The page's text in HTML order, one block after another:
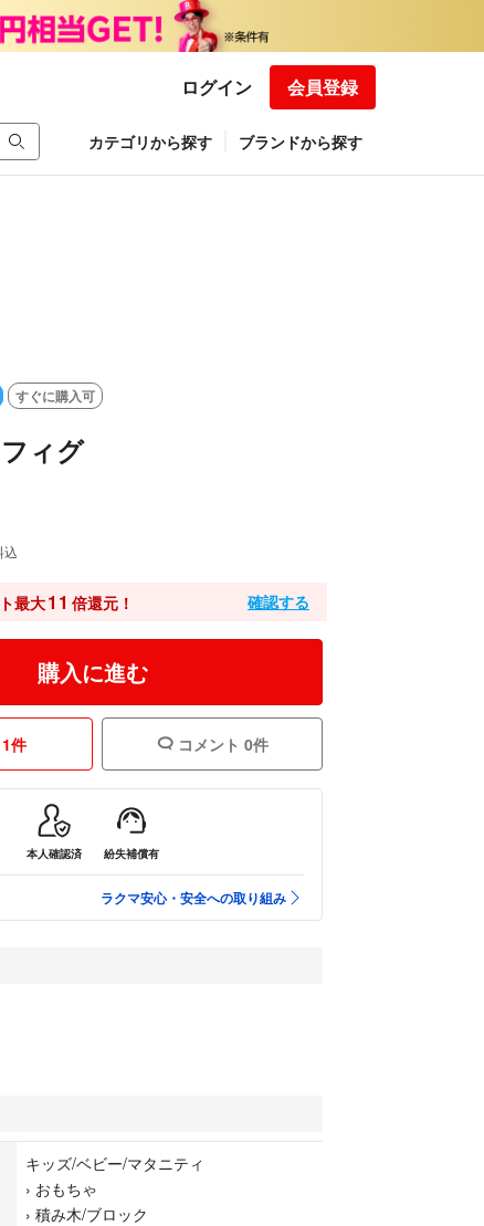
ログイン 会員登録
カテゴリから探す ブランドから探す
すぐに購入可
ィグ
込
最大11 倍還元！ 確認する
購入に進む
件 コメント 0件
本人確認済 紛失補償有
ラクマ安心・安全への取り組み
キッズ/ベビー/マタニティ
› おもちゃ
› 積み木/ブロック